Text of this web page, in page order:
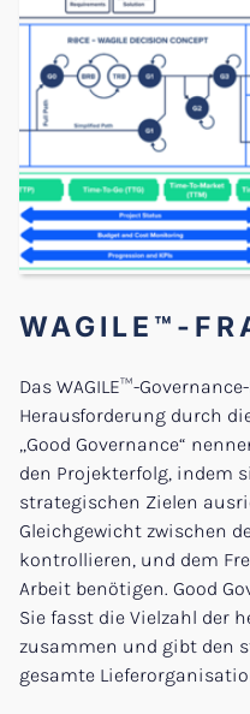
Remote PMO
Our
WAGILE™-
Das WAGILE™-
Herausforderung durch
„Good Governance“
den Projekterfolg, indem
strategischen Zielen
Gleichgewicht zwischen
kontrollieren, und dem
Arbeit benötigen. Good
Sie fasst die Vielzahl der
zusammen und gibt den
gesamte